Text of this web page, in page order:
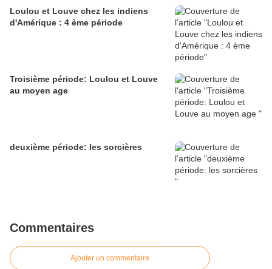
Loulou et Louve chez les indiens
d'Amérique : 4 ème période
Troisième période: Loulou et Louve
au moyen age
deuxième période: les sorcières
Commentaires
Ajouter un commentaire